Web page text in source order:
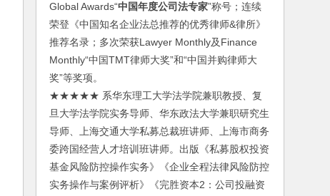
Global Awards“中国年度公司法专家”称号；连续
荣登《中国知名企业法总推荐的优秀律师&律所》
推荐名录；多次荣获Lawyer Monthly及Finance
Monthly“中国TMT律师大奖”和“中国并购律师大
奖”等奖项。
★★★★★ 系华东理工大学法学院兼职教授、复
旦大学法学院实务导师、华东政法大学兼职研究生
导师、上海交通大学私募总裁班讲师、上海市商务
委跨国经营人才培训班讲师。出版《私募股权投资
基金风险防控操作实务》《企业全程法律风险防控
实务操作与案例评析》《完胜资本2：公司投融资